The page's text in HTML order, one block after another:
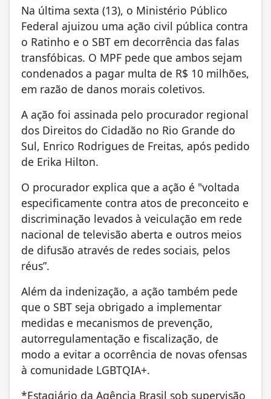
Na última sexta (13), o Ministério Público
Federal ajuizou uma ação civil pública contra
o Ratinho e o SBT em decorrência das falas
transfóbicas. O MPF pede que ambos sejam
condenados a pagar multa de R$ 10 milhões,
em razão de danos morais coletivos.
A ação foi assinada pelo procurador regional
dos Direitos do Cidadão no Rio Grande do
Sul, Enrico Rodrigues de Freitas, após pedido
de Erika Hilton.
O procurador explica que a ação é "voltada
especificamente contra atos de preconceito e
discriminação levados à veiculação em rede
nacional de televisão aberta e outros meios
de difusão através de redes sociais, pelos
réus”.
Além da indenização, a ação também pede
que o SBT seja obrigado a implementar
medidas e mecanismos de prevenção,
autorregulamentação e fiscalização, de
modo a evitar a ocorrência de novas ofensas
à comunidade LGBTQIA+.
*Estagiário da Agência Brasil sob supervisão